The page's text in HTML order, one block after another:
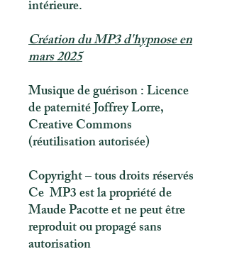
intérieure.
Création du MP3 d'hypnose en
mars 2025
Musique de guérison : Licence
de paternité Joffrey Lorre,
Creative Commons
(réutilisation autorisée)
Copyright – tous droits réservés
Ce MP3 est la propriété de
Maude Pacotte et ne peut être
reproduit ou propagé sans
autorisation